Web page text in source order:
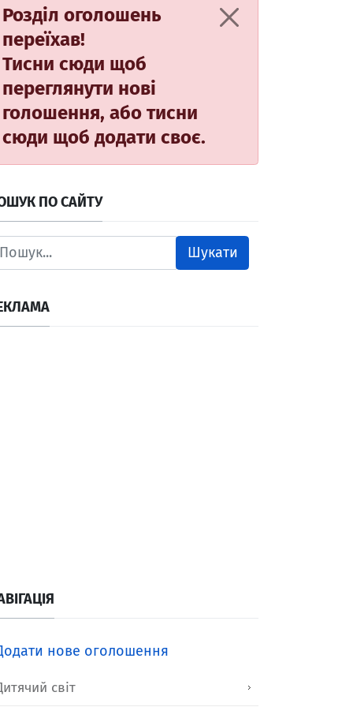
Розділ оголошень
переїхав!
Тисни сюди щоб
переглянути нові
голошення, або тисни
сюди щоб додати своє.
ПО САЙТУ
Шукати
нове оголошення
світ